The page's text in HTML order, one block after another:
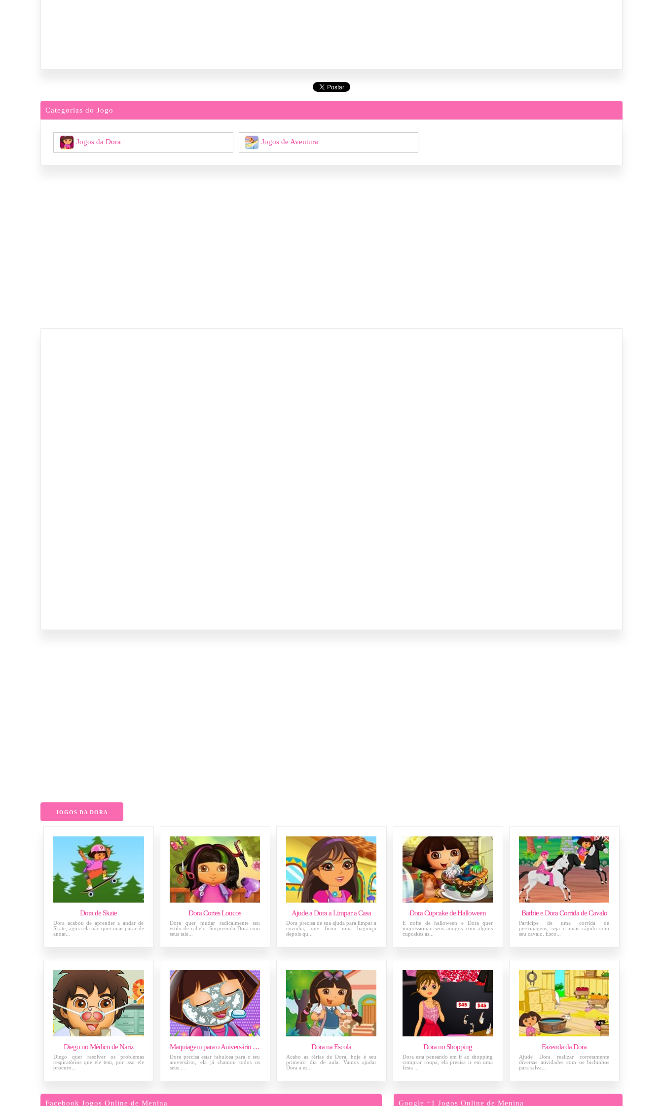
Categorias do Jogo
Jogos da Dora Jogos de Aventura
JOGOS DA DORA
Dora de Skate
Dora acabou de aprender a andar de
Skate, agora ela não quer mais parar de
andar...
Dora Cortes Loucos
Dora quer mudar radicalmente seu
estilo de cabelo. Surpreenda Dora com
seus tale...
Ajude a Dora a Limpar a Casa
Dora precisa de sua ajuda para limpar a
cozinha, que ficou uma bagunça
depois qu...
Dora Cupcake de Halloween
É noite de halloween e Dora quer
impressionar seus amigos com alguns
cupcakes as...
Barbie e Dora Corrida de Cavalo
Participe de uma corrida de
personagens, seja o mais rápido com
seu cavalo. Esco...
Diego no Médico de Nariz
Diego quer resolver os problemas
respiratórios que ele tem, por isso ele
procuro...
Maquiagem para o Aniversário de Dora
Dora precisa estar fabulosa para o seu
aniversário, ela já chamou todos os
seus ...
Dora na Escola
Acabo as férias de Dora, hoje é seu
primeiro dia de aula. Vamos ajudar
Dora a es...
Dora no Shopping
Dora esta pensando em ir ao shopping
comprar roupa, ela precisa ir em uma
festa ...
Fazenda da Dora
Ajude Dora realizar corretamente
diversas atividades com os bichinhos
para salva...
Facebook Jogos Online de Menina Google +1 Jogos Online de Menina